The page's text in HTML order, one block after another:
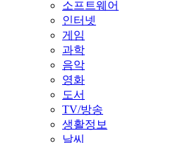
소프트웨어
인터넷
게임
과학
음악
영화
도서
TV/방송
생활정보
날씨